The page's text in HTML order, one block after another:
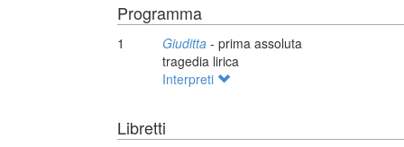
Programma
1 Giuditta - prima assoluta
tragedia lirica
Interpreti
Libretti